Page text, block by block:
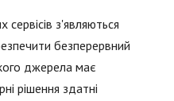
з'являються
безперервний
джерела має
рішення здатні